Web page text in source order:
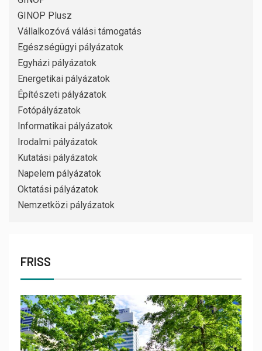
GINOP Plusz
Vállalkozóvá válási támogatás
Egészségügyi pályázatok
Egyházi pályázatok
Energetikai pályázatok
Építészeti pályázatok
Fotópályázatok
Informatikai pályázatok
Irodalmi pályázatok
Kutatási pályázatok
Napelem pályázatok
Oktatási pályázatok
Nemzetközi pályázatok
FRISS